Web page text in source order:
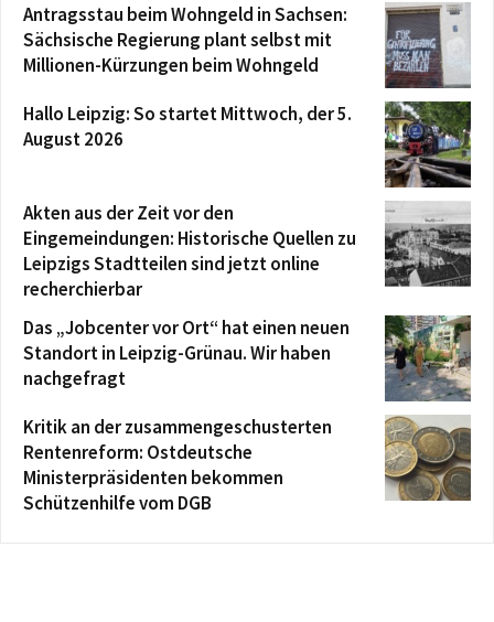
Antragsstau beim Wohngeld in Sachsen:
Sächsische Regierung plant selbst mit
Millionen-Kürzungen beim Wohngeld
Hallo Leipzig: So startet Mittwoch, der 5.
August 2026
Akten aus der Zeit vor den
Eingemeindungen: Historische Quellen zu
Leipzigs Stadtteilen sind jetzt online
recherchierbar
Das „Jobcenter vor Ort“ hat einen neuen
Standort in Leipzig-Grünau. Wir haben
nachgefragt
Kritik an der zusammengeschusterten
Rentenreform: Ostdeutsche
Ministerpräsidenten bekommen
Schützenhilfe vom DGB